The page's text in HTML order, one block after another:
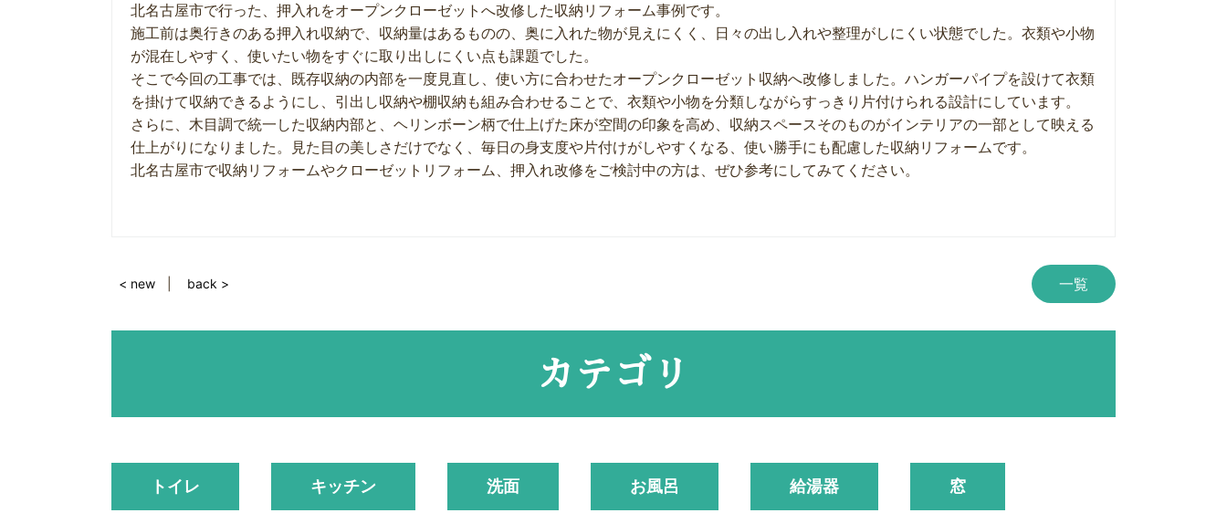
北名古屋市で行った、押入れをオープンクローゼットへ改修した収納リフォーム事例です。
施工前は奥行きのある押入れ収納で、収納量はあるものの、奥に入れた物が見えにくく、日々の出し入れや整理がしにくい状態でした。衣類や小物
が混在しやすく、使いたい物をすぐに取り出しにくい点も課題でした。
そこで今回の工事では、既存収納の内部を一度見直し、使い方に合わせたオープンクローゼット収納へ改修しました。ハンガーパイプを設けて衣類
を掛けて収納できるようにし、引出し収納や棚収納も組み合わせることで、衣類や小物を分類しながらすっきり片付けられる設計にしています。
さらに、木目調で統一した収納内部と、ヘリンボーン柄で仕上げた床が空間の印象を高め、収納スペースそのものがインテリアの一部として映える
仕上がりになりました。見た目の美しさだけでなく、毎日の身支度や片付けがしやすくなる、使い勝手にも配慮した収納リフォームです。
北名古屋市で収納リフォームやクローゼットリフォーム、押入れ改修をご検討中の方は、ぜひ参考にしてみてください。
一覧
< new back >
カテゴリ
トイレ キッチン 洗面 お風呂 給湯器 窓